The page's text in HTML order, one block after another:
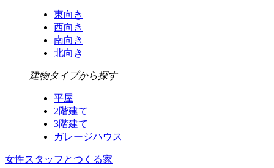
東向き
西向き
南向き
北向き
建物タイプから探す
平屋
2階建て
3階建て
ガレージハウス
女性スタッフとつくる家